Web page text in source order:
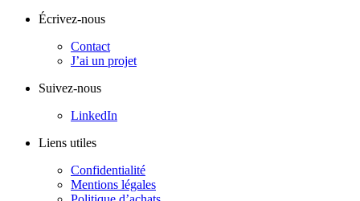
Écrivez-nous
Contact
J’ai un projet
Suivez-nous
LinkedIn
Liens utiles
Confidentialité
Mentions légales